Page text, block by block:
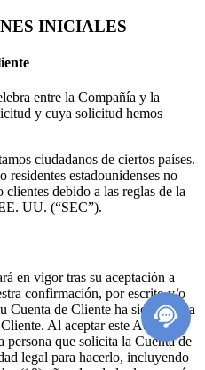
INICIALES
entre la Compañía y la
y cuya solicitud hemos
ciudadanos de ciertos países.
residentes estadounidenses no
clientes debido a las reglas de la
UU. (“SEC”).
en vigor tras su aceptación a
confirmación, por escrito y/o
Cuenta de Cliente ha sido abierta
Al aceptar este Acuerdo,
persona que solicita la Cuenta de
legal para hacerlo, incluyendo